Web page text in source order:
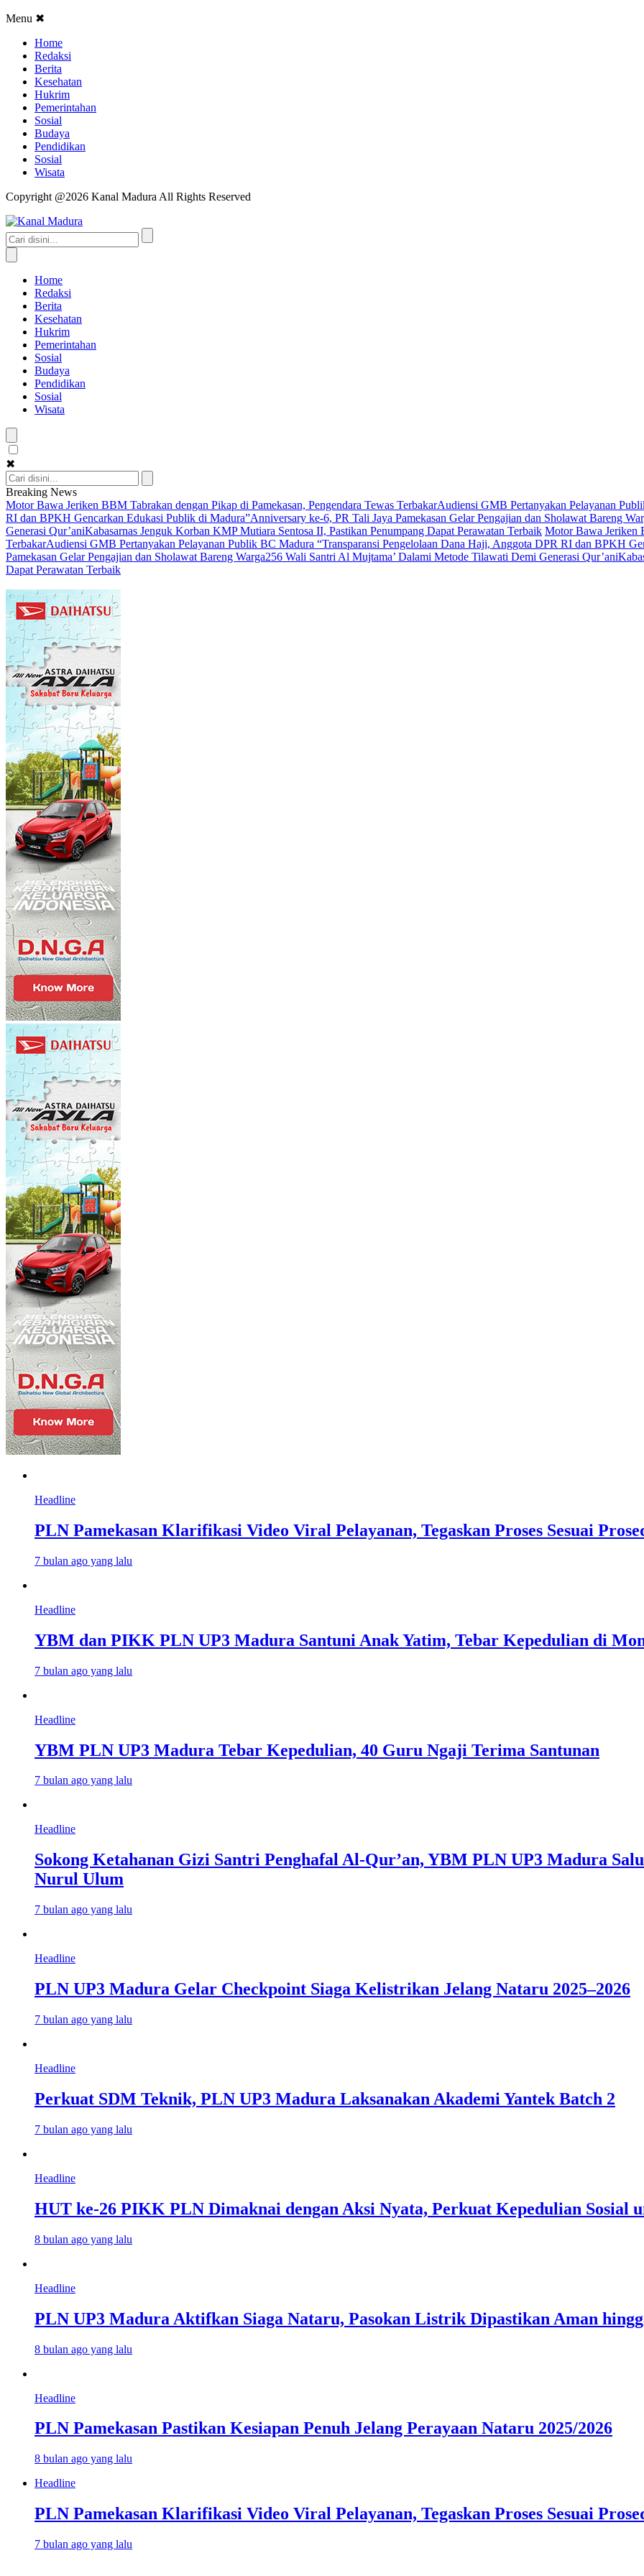
Menu ✖
Home
Redaksi
Berita
Kesehatan
Hukrim
Pemerintahan
Sosial
Budaya
Pendidikan
Sosial
Wisata
Copyright @2026 Kanal Madura All Rights Reserved
Home
Redaksi
Berita
Kesehatan
Hukrim
Pemerintahan
Sosial
Budaya
Pendidikan
Sosial
Wisata
✖
Breaking News
Motor Bawa Jeriken BBM Tabrakan dengan Pikap di Pamekasan, Pengendara Tewas TerbakarAudiensi GMB Pertanyakan Pelayanan
RI dan BPKH Gencarkan Edukasi Publik di Madura”Anniversary ke-6, PR Tali Jaya Pamekasan Gelar Pengajian dan Sholawat Bareng
Generasi Qur’aniKabasarnas Jenguk Korban KMP Mutiara Sentosa II, Pastikan Penumpang Dapat Perawatan Terbaik Motor Bawa Jeriken
TerbakarAudiensi GMB Pertanyakan Pelayanan Publik BC Madura “Transparansi Pengelolaan Dana Haji, Anggota DPR RI dan BPKH
Pamekasan Gelar Pengajian dan Sholawat Bareng Warga256 Wali Santri Al Mujtama’ Dalami Metode Tilawati Demi Generasi Qur’ani
Dapat Perawatan Terbaik
Headline
PLN Pamekasan Klarifikasi Video Viral Pelayanan, Tegaskan Proses Sesuai
7 bulan ago yang lalu
Headline
YBM dan PIKK PLN UP3 Madura Santuni Anak Yatim, Tebar Kepedulian di
7 bulan ago yang lalu
Headline
YBM PLN UP3 Madura Tebar Kepedulian, 40 Guru Ngaji Terima Santunan
7 bulan ago yang lalu
Headline
Sokong Ketahanan Gizi Santri Penghafal Al-Qur’an, YBM PLN UP3 Madura
Nurul Ulum
7 bulan ago yang lalu
Headline
PLN UP3 Madura Gelar Checkpoint Siaga Kelistrikan Jelang Nataru 2025–2026
7 bulan ago yang lalu
Headline
Perkuat SDM Teknik, PLN UP3 Madura Laksanakan Akademi Yantek Batch 2
7 bulan ago yang lalu
Headline
HUT ke-26 PIKK PLN Dimaknai dengan Aksi Nyata, Perkuat Kepedulian Sosial
8 bulan ago yang lalu
Headline
PLN UP3 Madura Aktifkan Siaga Nataru, Pasokan Listrik Dipastikan Aman
8 bulan ago yang lalu
Headline
PLN Pamekasan Pastikan Kesiapan Penuh Jelang Perayaan Nataru 2025/2026
8 bulan ago yang lalu
Headline
PLN Pamekasan Klarifikasi Video Viral Pelayanan, Tegaskan Proses Sesuai
7 bulan ago yang lalu